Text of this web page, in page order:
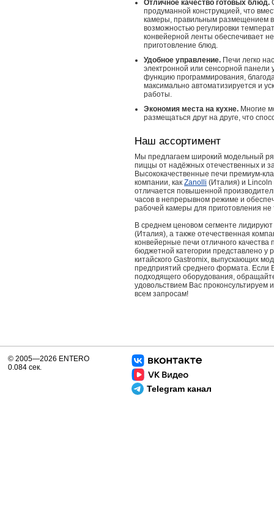
Отличное качество готовых блюд.
продуманной конструкцией, что
камеры, правильным размещением
возможностью регулировки
конвейерной ленты обеспечивает
приготовление блюд.
Удобное управление. Печи легко
электронной или сенсорной
функцию программирования,
максимально автоматизируется и
работы.
Экономия места на кухне. Многие
размещаться друг на друге, что
Наш ассортимент
Мы предлагаем широкий модельный
пиццы от надёжных отечественных и
Высококачественные печи премиум-
компании, как Zanolli (Италия) и
отличается повышенной
часов в непрерывном режиме и
рабочей камеры для приготовления
В среднем ценовом сегменте
(Италия), а также отечественная
конвейерные печи отличного
бюджетной категории представлено у
китайского Gastromix, выпускающих
предприятий среднего формата.
подходящего оборудования,
удовольствием Вас
всем запросам!
Telegram канал
© 2005—2026 ENTERO
0.084 сек.